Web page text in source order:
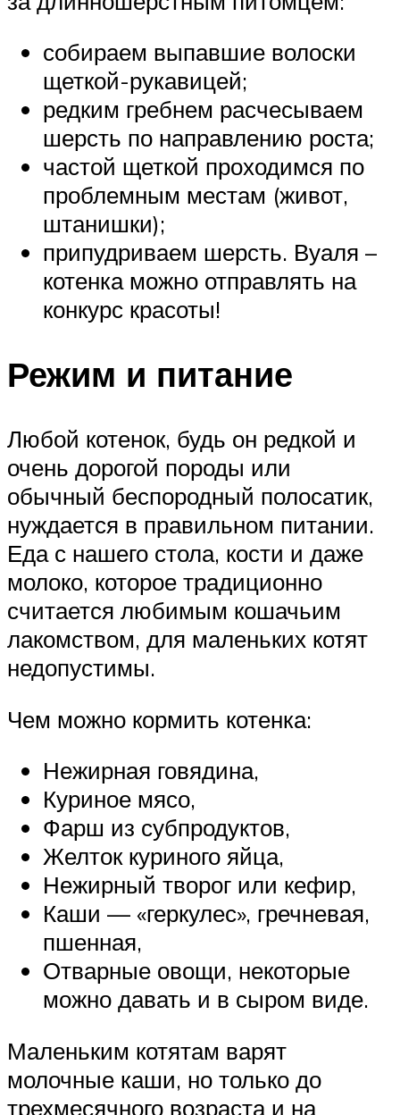
собираем выпавшие волоски
щеткой-рукавицей;
редким гребнем расчесываем
шерсть по направлению роста;
частой щеткой проходимся по
проблемным местам (живот,
штанишки);
припудриваем шерсть. Вуаля –
котенка можно отправлять на
конкурс красоты!
Режим и питание
Любой котенок, будь он редкой и
очень дорогой породы или
обычный беспородный полосатик,
нуждается в правильном питании.
Еда с нашего стола, кости и даже
молоко, которое традиционно
считается любимым кошачьим
лакомством, для маленьких котят
недопустимы.
Чем можно кормить котенка:
Нежирная говядина,
Куриное мясо,
Фарш из субпродуктов,
Желток куриного яйца,
Нежирный творог или кефир,
Каши — «геркулес», гречневая,
пшенная,
Отварные овощи, некоторые
можно давать и в сыром виде.
Маленьким котятам варят
молочные каши, но только до
трехмесячного возраста и на